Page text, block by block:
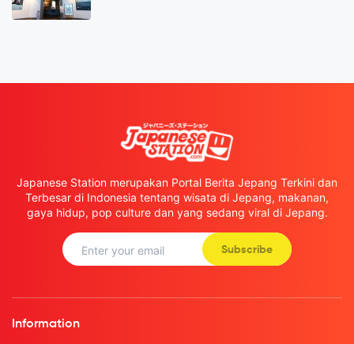
Japanese Station merupakan Portal Berita Jepang Terkini dan
Terbesar di Indonesia tentang wisata di Jepang, makanan,
gaya hidup, pop culture dan yang sedang viral di Jepang.
Subscribe
Information